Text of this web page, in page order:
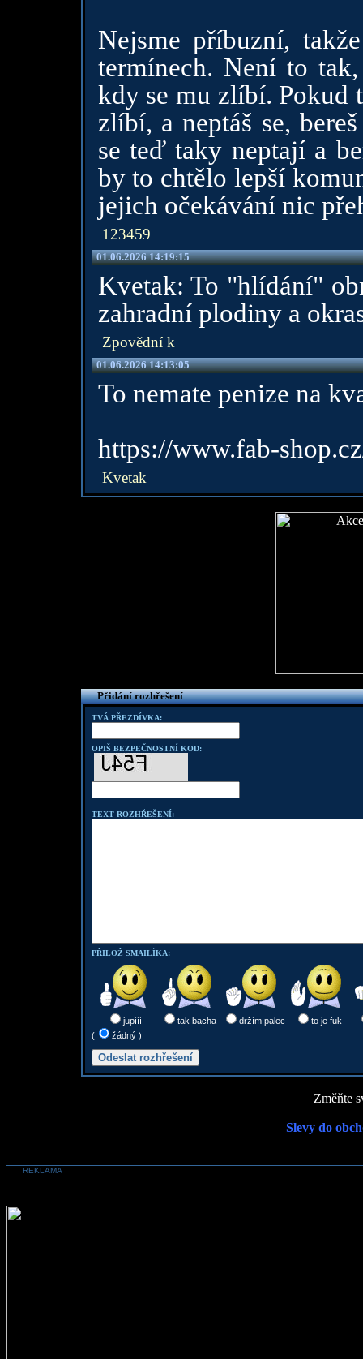
Nejsme příbuzní,
termínech. Není to
kdy se mu zlíbí. Pokud
zlíbí, a neptáš se,
se teď taky neptají a
by to chtělo lepší
jejich očekávání nic
123459
01.06.2026 14:19:15
Kvetak: To "hlídání"
zahradní plodiny a
Zpovědní k
01.06.2026 14:13:05
To nemate penize na
https://www.fab-
Kvetak
Přidání rozhřešení
TVÁ PŘEZDÍVKA:
OPIŠ BEZPEČNOSTNÍ KOD:
TEXT ROZHŘEŠENÍ:
PŘILOŽ SMAILÍKA:
jupííí tak bacha držím palec
to je fuk
(
žádný )
Změňte
Slevy do
REKLAMA